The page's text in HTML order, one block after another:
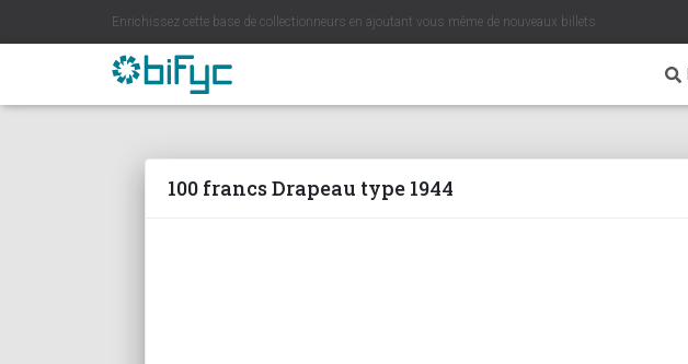
Enrichissez cette base de collectionneurs en ajoutant vous même de nouveaux billets
100 francs Drapeau type 1944